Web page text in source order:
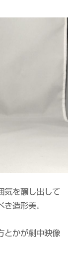
気を醸し出して
造形美。
とかが劇中映像